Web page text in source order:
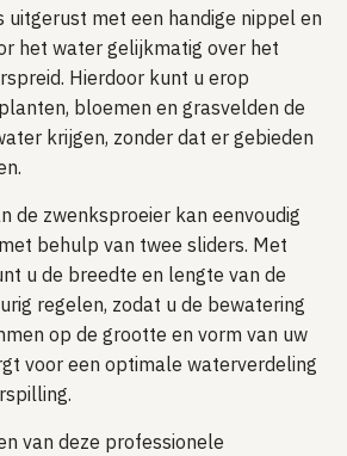
uitgerust met een handige nippel en
het water gelijkmatig over het
Hierdoor kunt u erop
bloemen en grasvelden de
krijgen, zonder dat er gebieden
de zwenksproeier kan eenvoudig
behulp van twee sliders. Met
u de breedte en lengte van de
regelen, zodat u de bewatering
op de grootte en vorm van uw
voor een optimale waterverdeling
van deze professionele